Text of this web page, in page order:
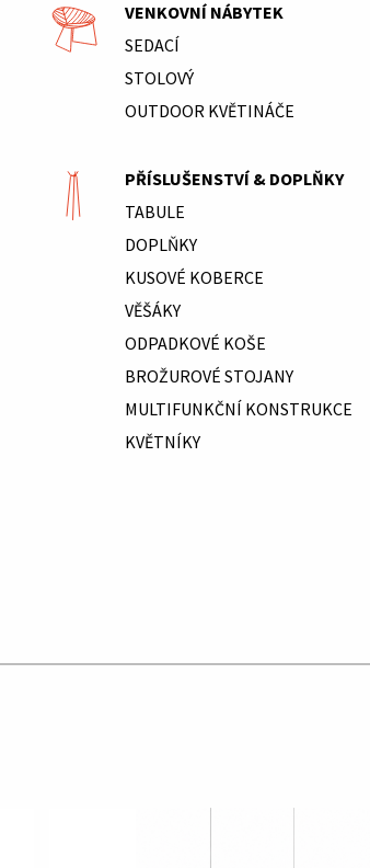
VENKOVNÍ NÁBYTEK
SEDACÍ
STOLOVÝ
OUTDOOR KVĚTINÁČE
PŘÍSLUŠENSTVÍ & DOPLŇKY
TABULE
DOPLŇKY
KUSOVÉ KOBERCE
VĚŠÁKY
ODPADKOVÉ KOŠE
BROŽUROVÉ STOJANY
MULTIFUNKČNÍ KONSTRUKCE
KVĚTNÍKY